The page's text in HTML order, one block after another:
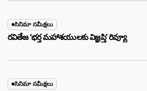
సినిమా సమీక్షలు
రవితేజ ‘భర్త మహాశయులకు విజ్ఞప్తి’ రివ్యూ
సినిమా సమీక్షలు